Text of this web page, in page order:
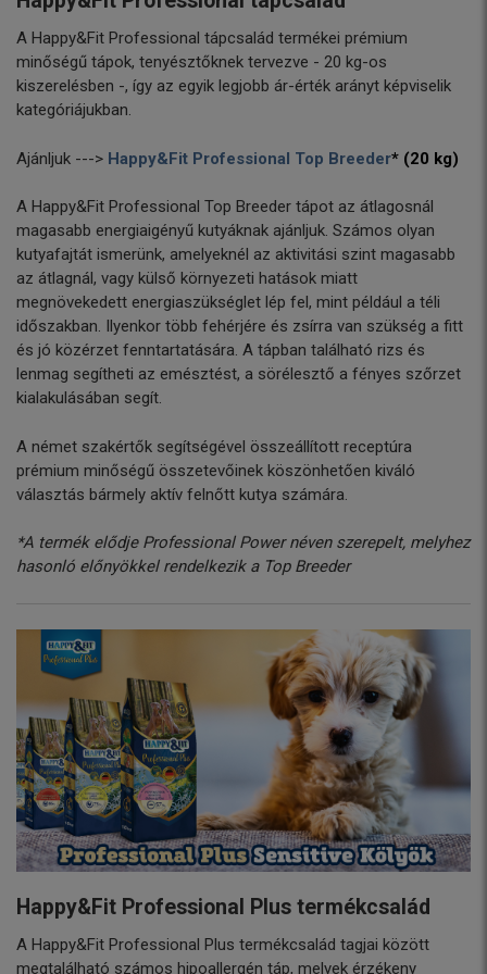
A Happy&Fit Professional tápcsalád termékei prémium
minőségű tápok, tenyésztőknek tervezve - 20 kg-os
kiszerelésben -, így az egyik legjobb ár-érték arányt képviselik
kategóriájukban.
Ajánljuk ---> Happy&Fit Professional Top Breeder* (20 kg)
A Happy&Fit Professional Top Breeder tápot az átlagosnál
magasabb energiaigényű kutyáknak ajánljuk. Számos olyan
kutyafajtát ismerünk, amelyeknél az aktivitási szint magasabb
az átlagnál, vagy külső környezeti hatások miatt
megnövekedett energiaszükséglet lép fel, mint például a téli
időszakban. Ilyenkor több fehérjére és zsírra van szükség a fitt
és jó közérzet fenntartatására. A tápban található rizs és
lenmag segítheti az emésztést, a sörélesztő a fényes szőrzet
kialakulásában segít.
A német szakértők segítségével összeállított receptúra
prémium minőségű összetevőinek köszönhetően kiváló
választás bármely aktív felnőtt kutya számára.
*A termék elődje Professional Power néven szerepelt, melyhez
hasonló előnyökkel rendelkezik a Top Breeder
Happy&Fit Professional Plus termékcsalád
A Happy&Fit Professional Plus termékcsalád tagjai között
megtalálható számos hipoallergén táp, melyek érzékeny